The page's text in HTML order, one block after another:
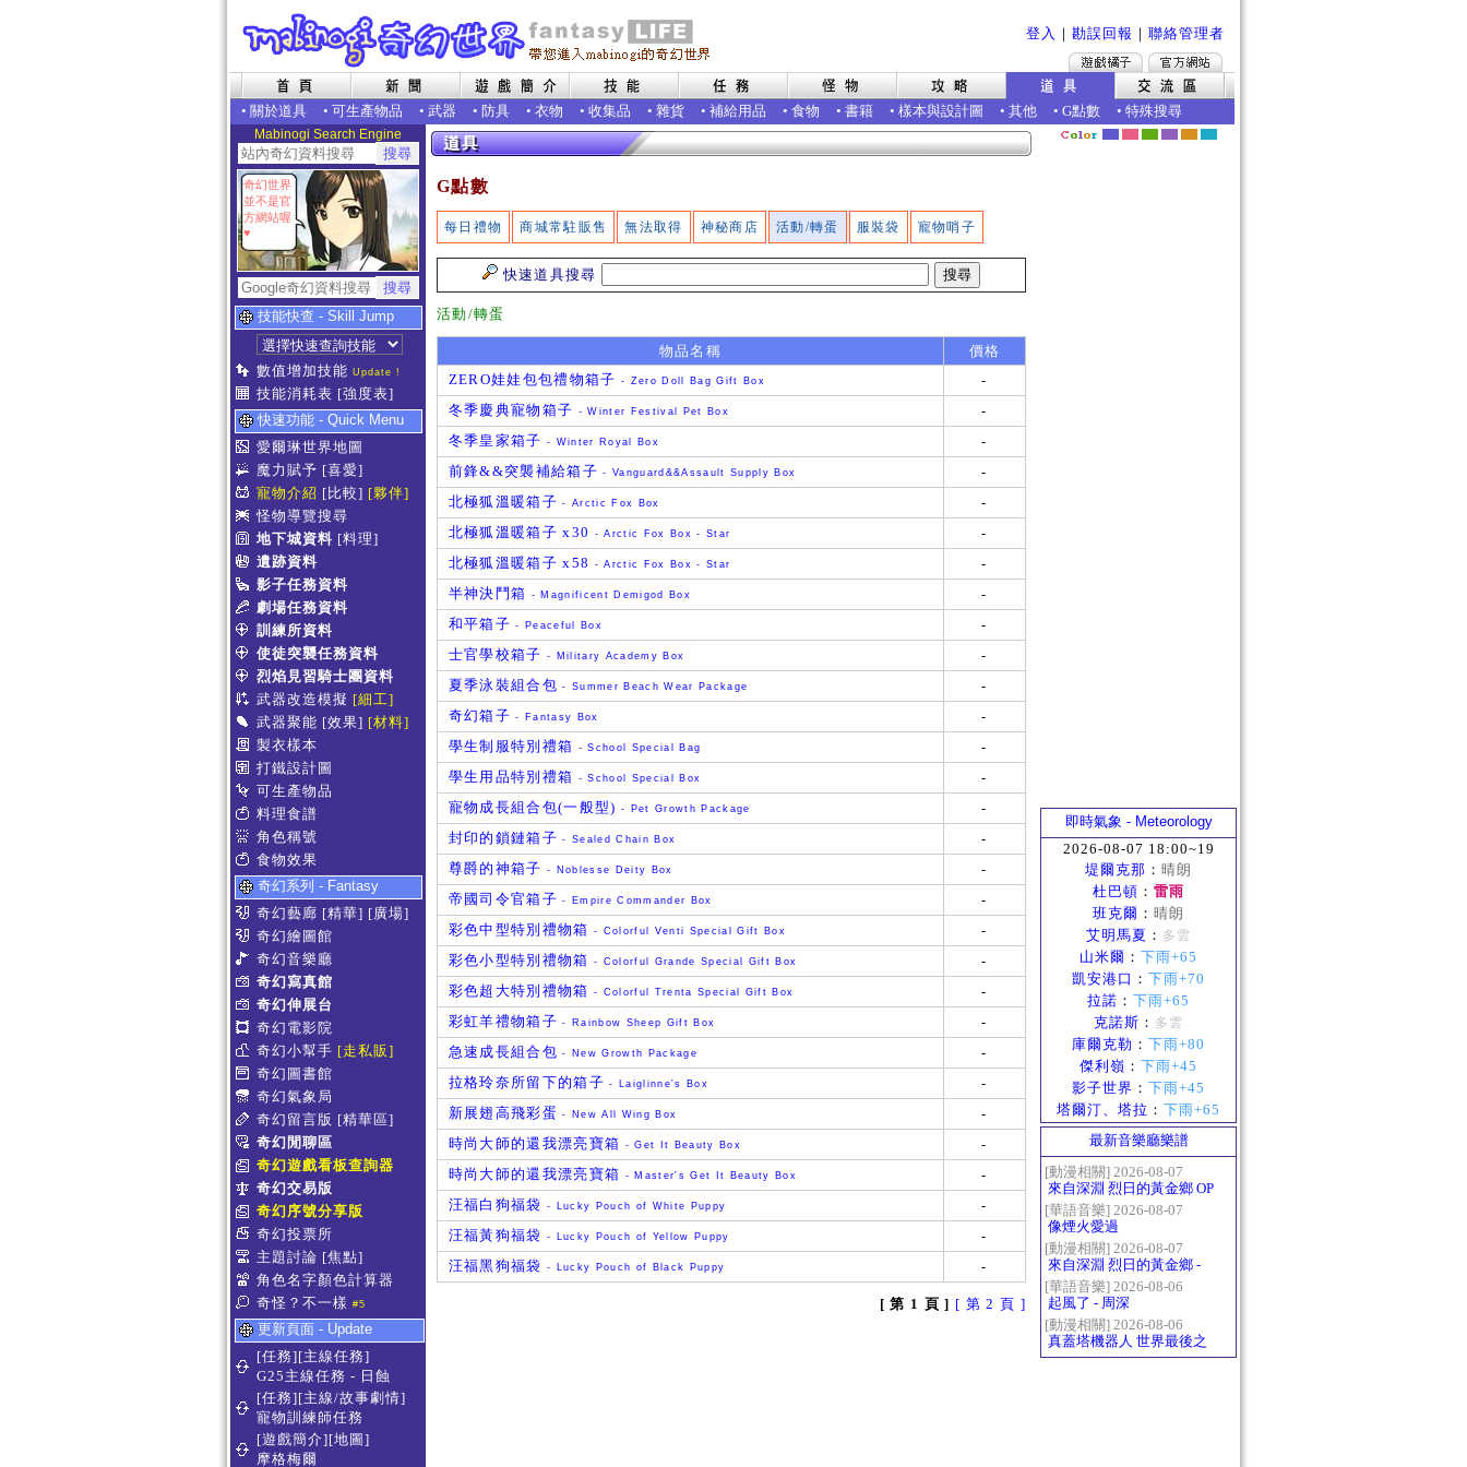
登入 ｜ 勘誤回報 ｜ 聯絡管理者
• 關於道具 • 可生產物品 • 武器 • 防具 • 衣物 • 收集品 • 雜貨 • 補給用品 • 食物 • 書籍 • 樣本與設計圖 • 其他 • G點數 • 特殊搜尋
Mabinogi Search Engine
奇幻世界
並不是官
方網站喔
♥
技能快查 - Skill Jump
數值增加技能 Update !
技能消耗表 [強度表]
快速功能 - Quick Menu
愛爾琳世界地圖
魔力賦予 [喜愛]
寵物介紹 [比較] [夥伴]
怪物導覽搜尋
地下城資料 [料理]
遺跡資料
影子任務資料
劇場任務資料
訓練所資料
使徒突襲任務資料
烈焰見習騎士團資料
武器改造模擬 [細工]
武器聚能 [效果] [材料]
製衣樣本
打鐵設計圖
可生產物品
料理食譜
角色稱號
食物效果
奇幻系列 - Fantasy
奇幻藝廊 [精華] [廣場]
奇幻繪圖館
奇幻音樂廳
奇幻寫真館
奇幻伸展台
奇幻電影院
奇幻小幫手 [走私販]
奇幻圖書館
奇幻氣象局
奇幻留言版 [精華區]
奇幻閒聊區
奇幻遊戲看板查詢器
奇幻交易版
奇幻序號分享版
奇幻投票所
主題討論 [焦點]
角色名字顏色計算器
奇怪？不一樣 #5
更新頁面 - Update
[任務][主線任務]
G25主線任務 - 日蝕
[任務][主線/故事劇情]
寵物訓練師任務
[遊戲簡介][地圖]
摩格梅爾
G點數
每日禮物 商城常駐販售 無法取得 神秘商店 活動/轉蛋 服裝袋 寵物哨子
快速道具搜尋
活動/轉蛋
物品名稱
價格
ZERO娃娃包包禮物箱子 - Zero Doll Bag Gift Box
-
冬季慶典寵物箱子 - Winter Festival Pet Box
-
冬季皇家箱子 - Winter Royal Box
-
前鋒&&突襲補給箱子 - Vanguard&&Assault Supply Box
-
北極狐溫暖箱子 - Arctic Fox Box
-
北極狐溫暖箱子 x30
- Arctic Fox Box - Star
-
北極狐溫暖箱子 x58
- Arctic Fox Box - Star
-
半神決鬥箱 - Magnificent Demigod Box
-
和平箱子 - Peaceful Box
-
士官學校箱子 - Military Academy Box
-
夏季泳裝組合包 - Summer Beach Wear Package
-
奇幻箱子 - Fantasy Box
-
學生制服特別禮箱 - School Special Bag
-
學生用品特別禮箱 - School Special Box
-
寵物成長組合包(一般型) - Pet Growth Package
-
封印的鎖鏈箱子 - Sealed Chain Box
-
尊爵的神箱子 - Noblesse Deity Box
-
帝國司令官箱子 - Empire Commander Box
-
彩色中型特別禮物箱 - Colorful Venti Special Gift Box
-
彩色小型特別禮物箱 - Colorful Grande Special Gift Box
-
彩色超大特別禮物箱 - Colorful Trenta Special Gift Box
-
彩虹羊禮物箱子 - Rainbow Sheep Gift Box
-
急速成長組合包 - New Growth Package
-
拉格玲奈所留下的箱子 - Laiglinne's Box
-
新展翅高飛彩蛋 - New All Wing Box
-
時尚大師的還我漂亮寶箱 - Get It Beauty Box
-
時尚大師的還我漂亮寶箱 - Master's Get It Beauty Box
-
汪福白狗福袋 - Lucky Pouch of White Puppy
-
汪福黃狗福袋 - Lucky Pouch of Yellow Puppy
-
汪福黑狗福袋 - Lucky Pouch of Black Puppy -
[ 第 1 頁 ] [ 第 2 頁 ]
即時氣象 - Meteorology
2026-08-07 18:00~19
堤爾克那 ： 晴朗
杜巴頓 ： 雷雨
班克爾 ： 晴朗
艾明馬夏 ： 多雲
山米爾 ： 下雨+65
凱安港口 ： 下雨+70
拉諾 ： 下雨+65
克諾斯 ： 多雲
庫爾克勒 ： 下雨+80
傑利嶺 ： 下雨+45
影子世界 ： 下雨+45
塔爾汀、塔拉 ： 下雨+65
最新音樂廳樂譜
[動漫相關] 2026-08-07
來自深淵 烈日的黃金鄉 OP
- かたち(Katachi)
[華語音樂] 2026-08-07
像煙火愛過
[動漫相關] 2026-08-07
來自深淵 烈日的黃金鄉 -
Gravity
[華語音樂] 2026-08-06
起風了 - 周深
[動漫相關] 2026-08-06
真蓋塔機器人 世界最後之
日OP2 HEATS